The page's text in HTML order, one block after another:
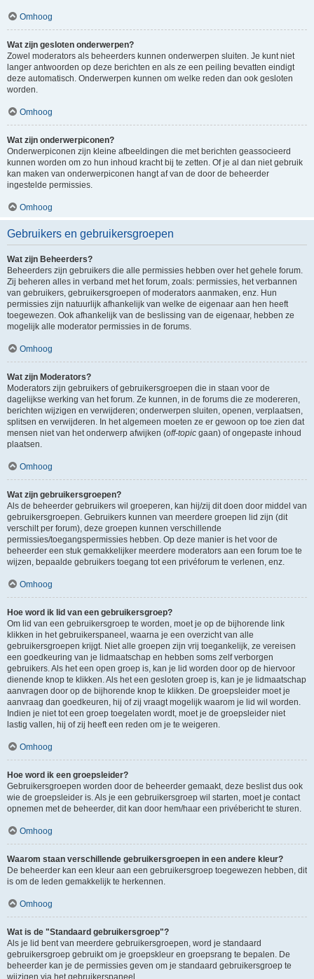
Omhoog
Wat zijn gesloten onderwerpen?
Zowel moderators als beheerders kunnen onderwerpen sluiten. Je kunt niet
langer antwoorden op deze berichten en als ze een peiling bevatten eindigt
deze automatisch. Onderwerpen kunnen om welke reden dan ook gesloten
worden.
Omhoog
Wat zijn onderwerpiconen?
Onderwerpiconen zijn kleine afbeeldingen die met berichten geassocieerd
kunnen worden om zo hun inhoud kracht bij te zetten. Of je al dan niet gebruik
kan maken van onderwerpiconen hangt af van de door de beheerder
ingestelde permissies.
Omhoog
Gebruikers en gebruikersgroepen
Wat zijn Beheerders?
Beheerders zijn gebruikers die alle permissies hebben over het gehele forum.
Zij beheren alles in verband met het forum, zoals: permissies, het verbannen
van gebruikers, gebruikersgroepen of moderators aanmaken, enz. Hun
permissies zijn natuurlijk afhankelijk van welke de eigenaar aan hen heeft
toegewezen. Ook afhankelijk van de beslissing van de eigenaar, hebben ze
mogelijk alle moderator permissies in de forums.
Omhoog
Wat zijn Moderators?
Moderators zijn gebruikers of gebruikersgroepen die in staan voor de
dagelijkse werking van het forum. Ze kunnen, in de forums die ze modereren,
berichten wijzigen en verwijderen; onderwerpen sluiten, openen, verplaatsen,
splitsen en verwijderen. In het algemeen moeten ze er gewoon op toe zien dat
mensen niet van het onderwerp afwijken (off-topic gaan) of ongepaste inhoud
plaatsen.
Omhoog
Wat zijn gebruikersgroepen?
Als de beheerder gebruikers wil groeperen, kan hij/zij dit doen door middel van
gebruikersgroepen. Gebruikers kunnen van meerdere groepen lid zijn (dit
verschilt per forum), deze groepen kunnen verschillende
permissies/toegangspermissies hebben. Op deze manier is het voor de
beheerder een stuk gemakkelijker meerdere moderators aan een forum toe te
wijzen, bepaalde gebruikers toegang tot een privéforum te verlenen, enz.
Omhoog
Hoe word ik lid van een gebruikersgroep?
Om lid van een gebruikersgroep te worden, moet je op de bijhorende link
klikken in het gebruikerspaneel, waarna je een overzicht van alle
gebruikersgroepen krijgt. Niet alle groepen zijn vrij toegankelijk, ze vereisen
een goedkeuring van je lidmaatschap en hebben soms zelf verborgen
gebruikers. Als het een open groep is, kan je lid worden door op de hiervoor
dienende knop te klikken. Als het een gesloten groep is, kan je je lidmaatschap
aanvragen door op de bijhorende knop te klikken. De groepsleider moet je
aanvraag dan goedkeuren, hij of zij vraagt mogelijk waarom je lid wil worden.
Indien je niet tot een groep toegelaten wordt, moet je de groepsleider niet
lastig vallen, hij of zij heeft een reden om je te weigeren.
Omhoog
Hoe word ik een groepsleider?
Gebruikersgroepen worden door de beheerder gemaakt, deze beslist dus ook
wie de groepsleider is. Als je een gebruikersgroep wil starten, moet je contact
opnemen met de beheerder, dit kan door hem/haar een privébericht te sturen.
Omhoog
Waarom staan verschillende gebruikersgroepen in een andere kleur?
De beheerder kan een kleur aan een gebruikersgroep toegewezen hebben, dit
is om de leden gemakkelijk te herkennen.
Omhoog
Wat is de "Standaard gebruikersgroep"?
Als je lid bent van meerdere gebruikersgroepen, word je standaard
gebruikersgroep gebruikt om je groepskleur en groepsrang te bepalen. De
beheerder kan je de permissies geven om je standaard gebruikersgroep te
wijzigen via het gebruikerspaneel.